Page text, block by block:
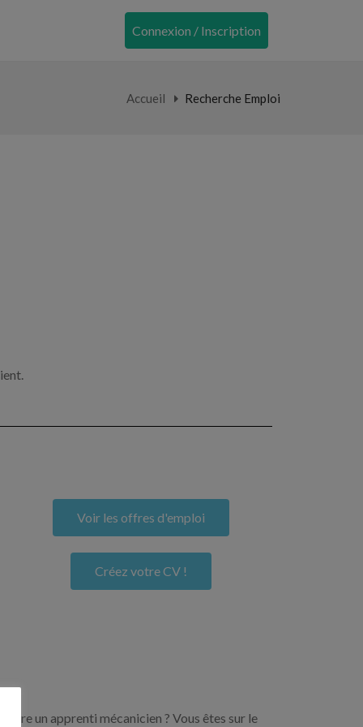
Connexion / Inscription
Accueil Recherche Emploi
Voir les offres d'emploi
Créez votre CV !
un apprenti mécanicien ? Vous êtes sur le